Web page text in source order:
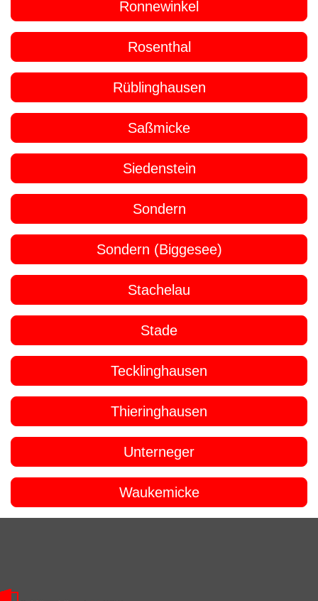
Ronnewinkel
Rosenthal
Rüblinghausen
Saßmicke
Siedenstein
Sondern
Sondern (Biggesee)
Stachelau
Stade
Tecklinghausen
Thieringhausen
Unterneger
Waukemicke